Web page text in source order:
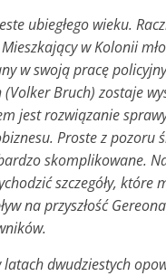
ubiegłego wieku.
w Kolonii
w swoją pracę
(Volker Bruch) zostaje
jest rozwiązanie
Proste z pozoru
skomplikowane.
szczegóły, które
na przyszłość
latach dwudziestych